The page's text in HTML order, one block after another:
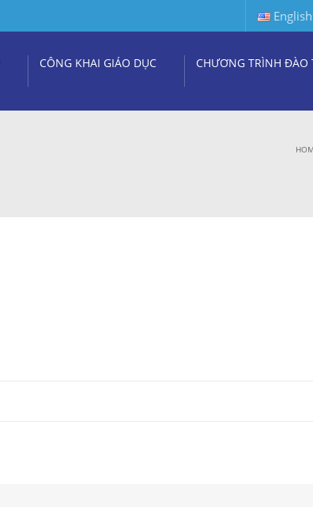
English
CÔNG KHAI GIÁO DỤC CHƯƠNG TRÌNH ĐÀO